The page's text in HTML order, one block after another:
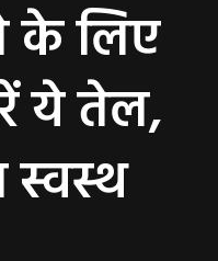
के लिए
ये तेल,
दिल रहेगा स्वस्थ